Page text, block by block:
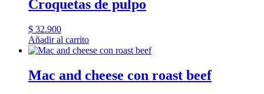
Croquetas de pulpo
$ 32.900
Añadir al carrito
Mac and cheese con roast beef